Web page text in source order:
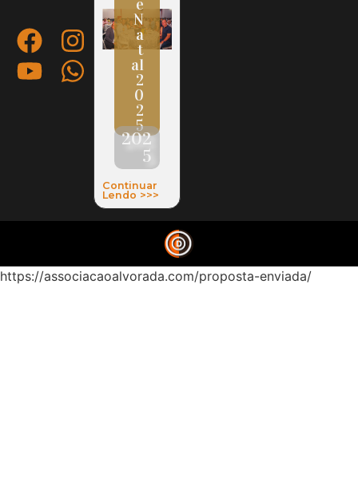
E
N
A
T
Al
2
0
2
5
202
5
Continuar
Lendo >>>
https://associacaoalvorada.com/proposta-enviada/